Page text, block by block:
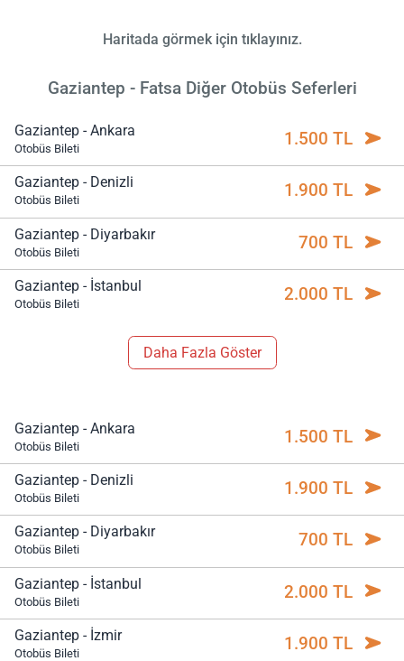
Haritada görmek için tıklayınız.
Gaziantep - Fatsa Diğer Otobüs Seferleri
Gaziantep - Ankara
Otobüs Bileti 1.500 TL
Gaziantep - Denizli
Otobüs Bileti 1.900 TL
Gaziantep - Diyarbakır
Otobüs Bileti 700 TL
Gaziantep - İstanbul
Otobüs Bileti 2.000 TL
Daha Fazla Göster
Gaziantep - Ankara
Otobüs Bileti 1.500 TL
Gaziantep - Denizli
Otobüs Bileti 1.900 TL
Gaziantep - Diyarbakır
Otobüs Bileti 700 TL
Gaziantep - İstanbul
Otobüs Bileti 2.000 TL
Gaziantep - İzmir
Otobüs Bileti 1.900 TL